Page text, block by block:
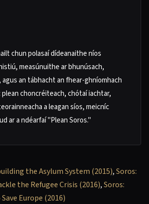
chun polasaí dídeanaithe níos
measúnuithe ar bhunúsach,
an tábhacht an fhear-ghníomhach
plean choncréiteach, chótaí iachtar,
a leagan síos, meicníc
ar a ndéarfaí "Plean Soros."
the Asylum System (2015),Soros:
the Refugee Crisis (2016),Soros:
Europe (2016)